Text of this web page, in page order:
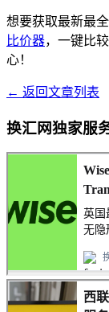
想要获取最新最
比价器，一键比
心！
← 返回文章列表
换汇网独家服